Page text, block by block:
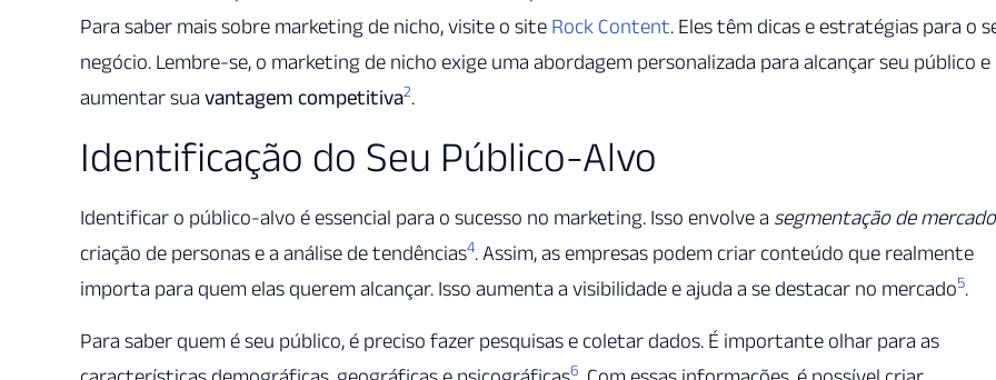
Para saber mais sobre marketing de nicho, visite o site Rock Content. Eles têm dicas e estratégias para o
negócio. Lembre-se, o marketing de nicho exige uma abordagem personalizada para alcançar seu público e
aumentar sua vantagem competitiva2.
Identificação do Seu Público-Alvo
Identificar o público-alvo é essencial para o sucesso no marketing. Isso envolve a segmentação de mercado
criação de personas e a análise de tendências4. Assim, as empresas podem criar conteúdo que realmente
importa para quem elas querem alcançar. Isso aumenta a visibilidade e ajuda a se destacar no mercado5.
Para saber quem é seu público, é preciso fazer pesquisas e coletar dados. É importante olhar para as
6